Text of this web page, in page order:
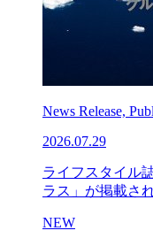
News Release,
2026.07.29
ライフスタイル
ラス」が掲載さ
NEW